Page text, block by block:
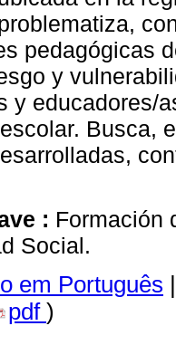
pedagógicas
y
y educadores/
Busca,
: Formación
Social.
em Português |
pdf )